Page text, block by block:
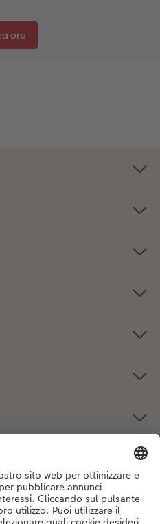
ora
non esitare a contattarci dal
20:00 (esclusi i giorni festivi) al